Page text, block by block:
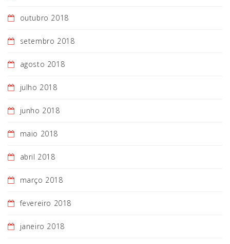
outubro 2018
setembro 2018
agosto 2018
julho 2018
junho 2018
maio 2018
abril 2018
março 2018
fevereiro 2018
janeiro 2018